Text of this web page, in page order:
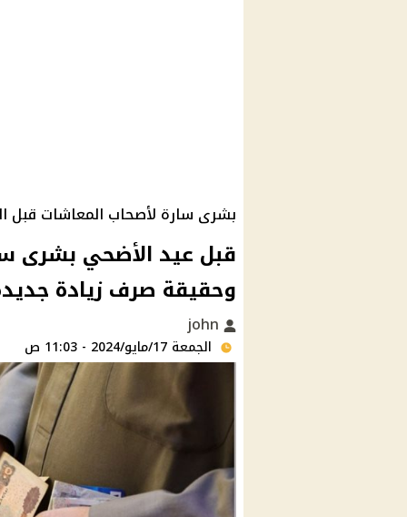
بشرى سارة لأصحاب المعاشات قبل
قبل عيد الأضحي بشرى
وحقيقة صرف زيادة
الجمعة 17/مايو/2024 - 11:03 ص